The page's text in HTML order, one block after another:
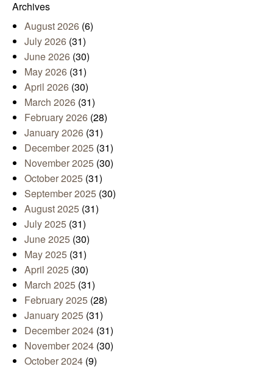
Archives
August 2026 (6)
July 2026 (31)
June 2026 (30)
May 2026 (31)
April 2026 (30)
March 2026 (31)
February 2026 (28)
January 2026 (31)
December 2025 (31)
November 2025 (30)
October 2025 (31)
September 2025 (30)
August 2025 (31)
July 2025 (31)
June 2025 (30)
May 2025 (31)
April 2025 (30)
March 2025 (31)
February 2025 (28)
January 2025 (31)
December 2024 (31)
November 2024 (30)
October 2024 (9)